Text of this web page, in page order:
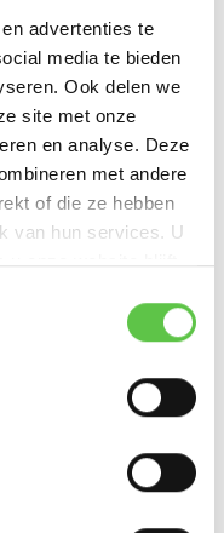
advertenties te
media te bieden
Ook delen we
site met onze
en analyse. Deze
met andere
of die ze hebben
van hun services. U
u onze website blijft
Advanced Security Licentie
...
Enterprise Licentie 1 jaar